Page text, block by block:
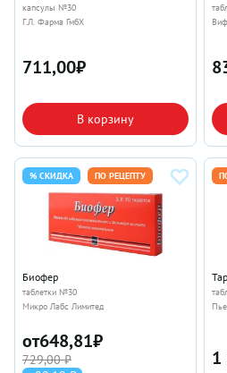
капсулы №30
Г.Л. Фарма ГмбХ
711,00₽
В корзину
% СКИДКА ПО РЕЦЕПТУ
Биофер
таблетки №30
Микро Лабс Лимитед
от648,81₽
729,00 ₽
1